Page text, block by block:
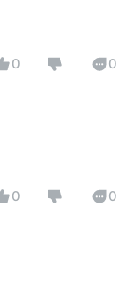
0 0
0 0